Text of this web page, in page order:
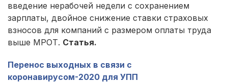
введение нерабочей недели с сохранением
зарплаты, двойное снижение ставки страховых
взносов для компаний с размером оплаты труда
выше МРОТ. Статья.
Перенос выходных в связи с
коронавирусом-2020 для УПП